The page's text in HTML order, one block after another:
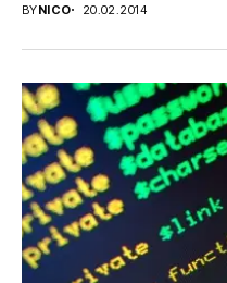
BYNICO 20.02.2014